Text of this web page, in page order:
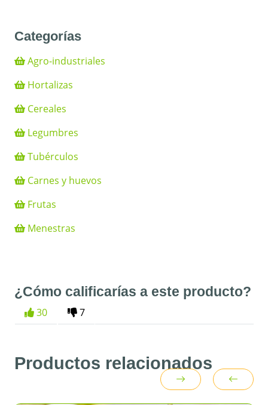
Categorías
Agro-industriales
Hortalizas
Cereales
Legumbres
Tubérculos
Carnes y huevos
Frutas
Menestras
¿Cómo calificarías a este producto?
30 7
Productos relacionados